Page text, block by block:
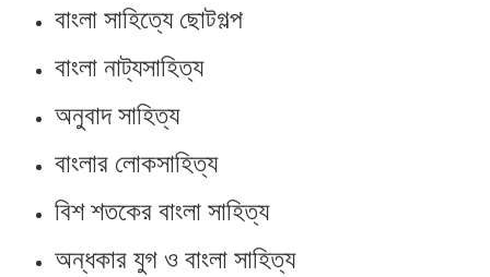
বাংলা সাহিত্যে ছোটগল্প
বাংলা নাট্যসাহিত্য
অনুবাদ সাহিত্য
বাংলার লোকসাহিত্য
বিশ শতকের বাংলা সাহিত্য
অন্ধকার যুগ ও বাংলা সাহিত্য